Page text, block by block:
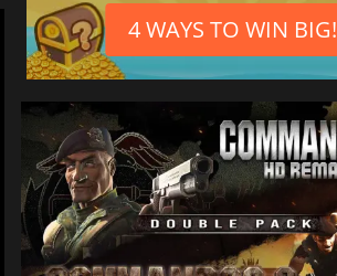
4 WAYS TO WIN BIG!